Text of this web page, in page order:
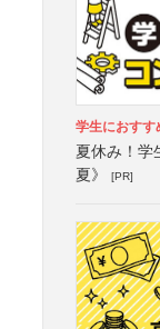
学生におすす
夏休み！学
夏》
[PR]